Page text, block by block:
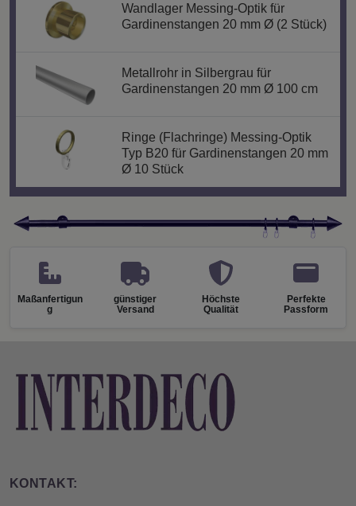
Wandlager Messing-Optik für
Gardinenstangen 20 mm Ø (2 Stück)
Metallrohr in Silbergrau für
Gardinenstangen 20 mm Ø 100 cm
Ringe (Flachringe) Messing-Optik
Typ B20 für Gardinenstangen 20 mm
Ø 10 Stück
Maßanfertigun
g
günstiger
Versand
Höchste
Qualität
Perfekte
Passform
KONTAKT: